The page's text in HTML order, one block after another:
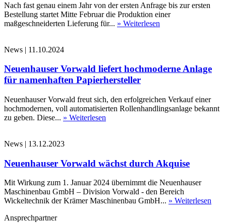
Nach fast genau einem Jahr von der ersten Anfrage bis zur ersten
Bestellung startet Mitte Februar die Produktion einer
maßgeschneiderten Lieferung für... » Weiterlesen
News | 11.10.2024
Neuenhauser Vorwald liefert hochmoderne Anlage
für namenhaften Papierhersteller
Neuenhauser Vorwald freut sich, den erfolgreichen Verkauf einer
hochmodernen, voll automatisierten Rollenhandlingsanlage bekannt
zu geben. Diese... » Weiterlesen
News | 13.12.2023
Neuenhauser Vorwald wächst durch Akquise
Mit Wirkung zum 1. Januar 2024 übernimmt die Neuenhauser
Maschinenbau GmbH – Division Vorwald - den Bereich
Wickeltechnik der Krämer Maschinenbau GmbH... » Weiterlesen
Ansprechpartner